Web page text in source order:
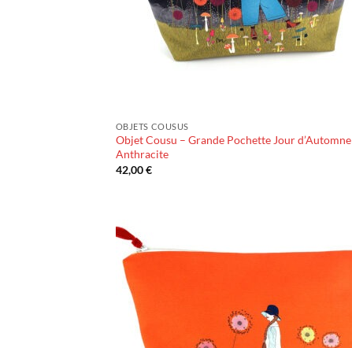
OBJETS COUSUS
Objet Cousu – Grande Pochette Jour d’Automne
Anthracite
42,00€